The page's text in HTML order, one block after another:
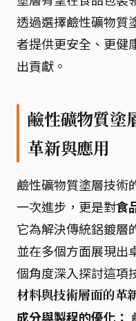
透過選擇鹼性礦物質
者提供更安全、更健
出貢獻。
鹼性礦物質塗
革新與應用
鹼性礦物質塗層技術
一次進步，更是對食
它為解決傳統鋁鍍層
並在多個方面展現出
個角度深入探討這項
材料與技術層面的革
成分與製程的優化：